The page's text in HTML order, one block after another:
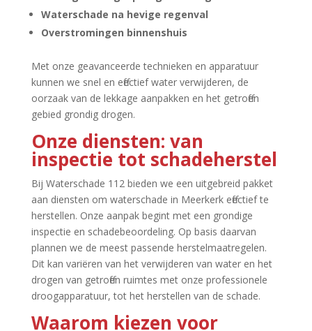
Waterschade na hevige regenval
Overstromingen binnenshuis
Met onze geavanceerde technieken en apparatuur
kunnen we snel en effectief water verwijderen, de
oorzaak van de lekkage aanpakken en het getroffen
gebied grondig drogen.​
Onze diensten: van
inspectie tot schadeherstel
Bij Waterschade 112 bieden we een uitgebreid pakket
aan diensten om waterschade in Meerkerk effectief te
herstellen.​ Onze aanpak begint met een grondige
inspectie en schadebeoordeling.​ Op basis daarvan
plannen we de meest passende herstelmaatregelen.​
Dit kan variëren van het verwijderen van water en het
drogen van getroffen ruimtes met onze professionele
droogapparatuur, tot het herstellen van de schade.​
Waarom kiezen voor